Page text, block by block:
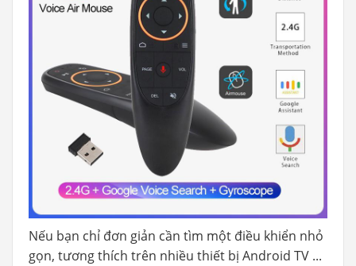
Nếu bạn chỉ đơn giản cần tìm một điều khiển nhỏ
gọn, tương thích trên nhiều thiết bị Android TV ...